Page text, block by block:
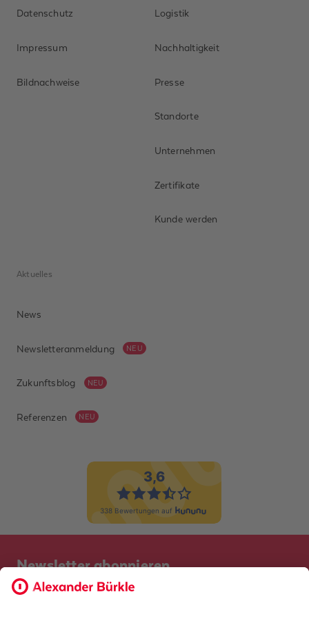
Datenschutz
Impressum
Bildnachweise
Logistik
Nachhaltigkeit
Presse
Standorte
Unternehmen
Zertifikate
Kunde werden
Aktuelles
News
Newsletteranmeldung NEU
Zukunftsblog NEU
Referenzen NEU
Newsletter abonnieren
Bevor Sie sich anmelden, möchten wir wissen, ob Sie bereits